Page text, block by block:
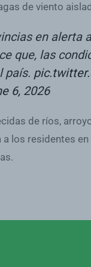
de viento
en alerta
que, las
país.
6, 2026
de ríos,
a los residentes